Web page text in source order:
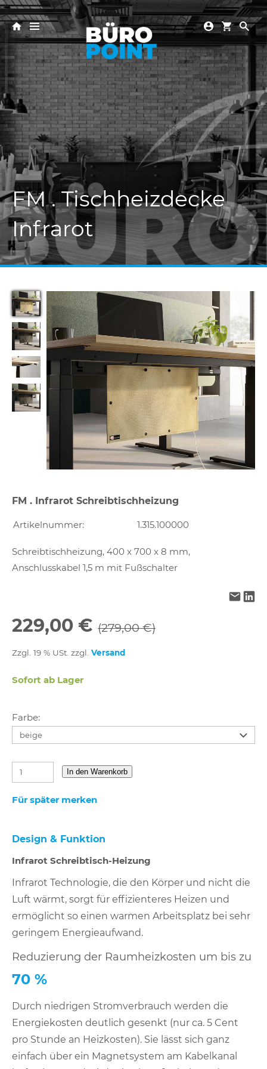
FM . Tischheizdecke
Infrarot
FM . Infrarot Schreibtischheizung
Artikelnummer: 1.315.100000
Schreibtischheizung, 400 x 700 x 8 mm,
Anschlusskabel 1,5 m mit Fußschalter
229,00 € (279,00 €)
Zzgl. 19 % USt. zzgl. Versand
Sofort ab Lager
Farbe:
In den Warenkorb
Für später merken
Design & Funktion
Infrarot Schreibtisch-Heizung
Infrarot Technologie, die den Körper und nicht die
Luft wärmt, sorgt für effizienteres Heizen und
ermöglicht so einen warmen Arbeitsplatz bei sehr
geringem Energieaufwand.
Reduzierung der Raumheizkosten um bis zu
70 %
Durch niedrigen Stromverbrauch werden die
Energiekosten deutlich gesenkt (nur ca. 5 Cent
pro Stunde an Heizkosten). Sie lässt sich ganz
einfach über ein Magnetsystem am Kabelkanal